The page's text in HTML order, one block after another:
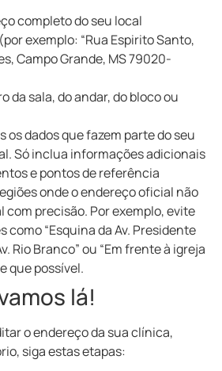
completo do seu local
exemplo: “Rua Espirito Santo,
Campo Grande, MS 79020-
da sala, do andar, do bloco ou
os dados que fazem parte do seu
Só inclua informações adicionais
e pontos de referência
onde o endereço oficial não
com precisão. Por exemplo, evite
como “Esquina da Av. Presidente
Rio Branco” ou “Em frente à igreja
que possível.
lá!
o endereço da sua clínica,
siga estas etapas: